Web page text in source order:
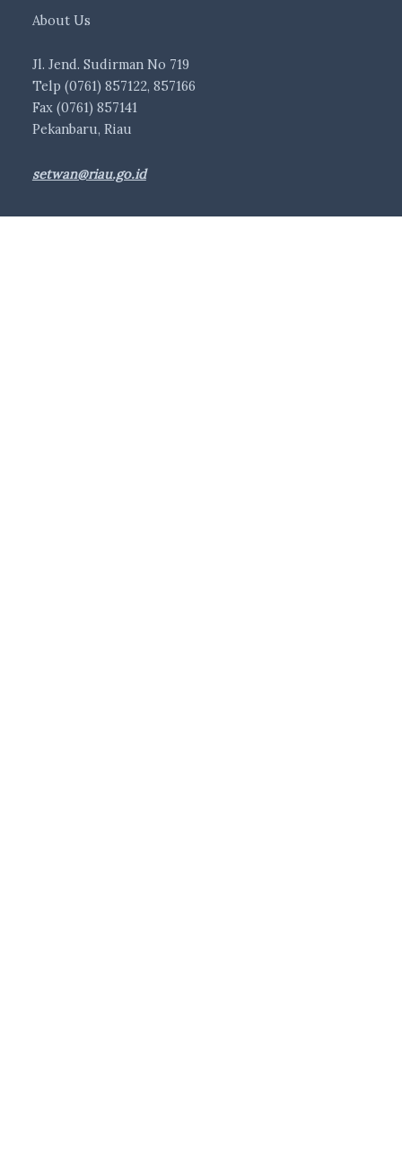
About Us
Jl. Jend. Sudirman No 719
Telp (0761) 857122, 857166
Fax (0761) 857141
Pekanbaru, Riau
setwan@riau.go.id